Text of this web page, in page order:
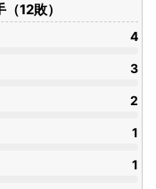
12敗）
4
3
2
1
1